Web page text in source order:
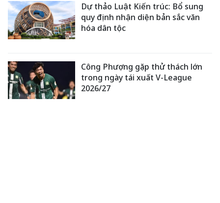
Dự thảo Luật Kiến trúc: Bổ sung
quy định nhận diện bản sắc văn
hóa dân tộc
Công Phượng gặp thử thách lớn
trong ngày tái xuất V-League
2026/27